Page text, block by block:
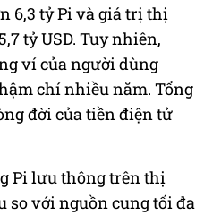
6,3 tỷ Pi và giá trị thị
tỷ USD. Tuy nhiên,
ví của người dùng
chí nhiều năm. Tổng
đời của tiền điện tử
Pi lưu thông trên thị
với nguồn cung tối đa